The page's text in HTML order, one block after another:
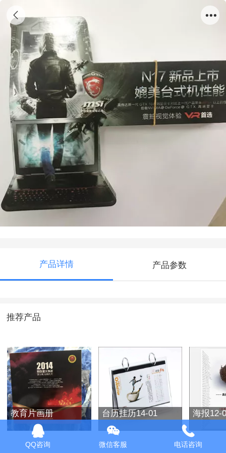
折页17-02
产品详情 产品参数
推荐产品
教育片画册 台历挂历14-01 海报12-
QQ咨询 微信客服 电话咨询